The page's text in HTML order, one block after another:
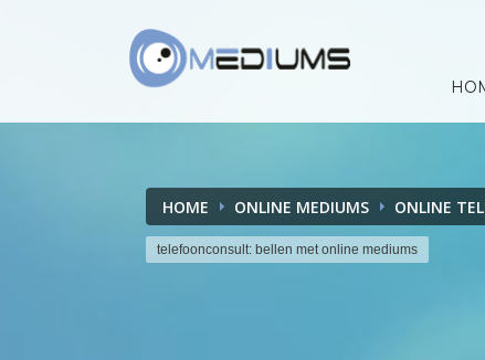
HOME ONLINE MEDIUMS ONLINE
telefoonconsult: bellen met online mediums